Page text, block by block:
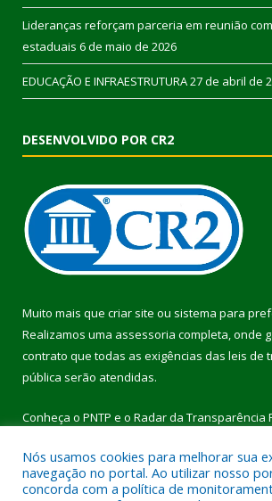
Lideranças reforçam parceria em reunião
estaduais 6 de maio de 2026
EDUCAÇÃO E INFRAESTRUTURA27 de abril de
DESENVOLVIDO POR CR2
Muito mais que criar site ou sistema para
Realizamos uma assessoria completa, onde
contrato que todas as exigências das leis de
pública serão atendidas.
Conheça o PNTP e o Radar da Transparência
Nós usamos cookies para melhorar sua
navegação no portal. Ao utilizar nosso
concorda com a política de